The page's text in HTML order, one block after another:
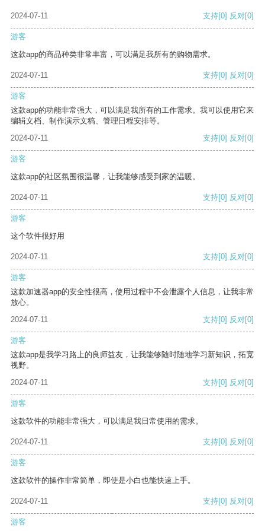
2024-07-11 支持[0] 反对[0]
游客
这款app的商品种类非常丰富，可以满足我所有的购物需求。
2024-07-11 支持[0] 反对[0]
游客
这款app的功能非常强大，可以满足我所有的工作需求。我可以使用它来
编辑文档、制作演示文稿、管理日程安排等。
2024-07-11
支持[0] 反对[0]
游客
这款app的社区氛围很温馨，让我能够感受到家的温暖。
2024-07-11 支持[0] 反对[0]
游客
这个软件很好用
2024-07-11 支持[0] 反对[0]
游客
这款加速器app的安全性很高，使用过程中不会泄露个人信息，让我非常
放心。
2024-07-11
支持[0] 反对[0]
游客
这款app是我学习路上的良师益友，让我能够随时随地学习新知识，拓宽
视野。
2024-07-11
支持[0] 反对[0]
游客
这款软件的功能非常强大，可以满足我日常使用的需求。
2024-07-11 支持[0] 反对[0]
游客
这款软件的操作非常简单，即使是小白也能快速上手。
2024-07-11 支持[0] 反对[0]
游客